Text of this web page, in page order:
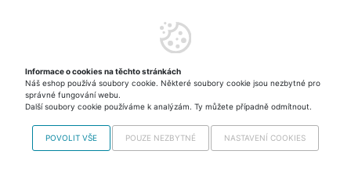
Do košíku
Informace o cookies na těchto stránkách
Náš eshop používá soubory cookie. Některé soubory cookie jsou nezbytné pro
správné fungování webu.
Další soubory cookie používáme k analýzám. Ty můžete případně odmítnout.
POVOLIT VŠE POUZE NEZBYTNÉ NASTAVENÍ COOKIES